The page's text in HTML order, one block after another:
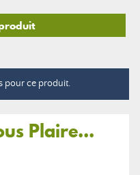
pour ce produit.
Plaire...